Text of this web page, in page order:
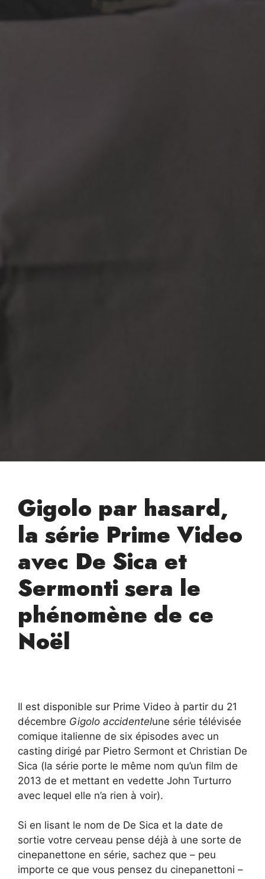
Gigolo par hasard,
la série Prime Video
avec De Sica et
Sermonti sera le
phénomène de ce
Noël
Il est disponible sur Prime Video à partir du 21
décembre Gigolo accidentelune série télévisée
comique italienne de six épisodes avec un
casting dirigé par Pietro Sermont et Christian De
Sica (la série porte le même nom qu’un film de
2013 de et mettant en vedette John Turturro
avec lequel elle n’a rien à voir).
Si en lisant le nom de De Sica et la date de
sortie votre cerveau pense déjà à une sorte de
cinepanettone en série, sachez que – peu
importe ce que vous pensez du cinepanettoni –